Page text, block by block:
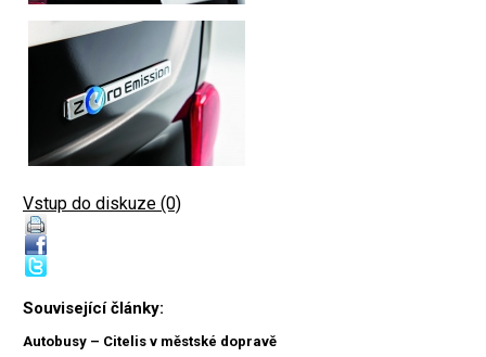
Vstup do diskuze (0)
Související články:
Autobusy – Citelis v městské dopravě